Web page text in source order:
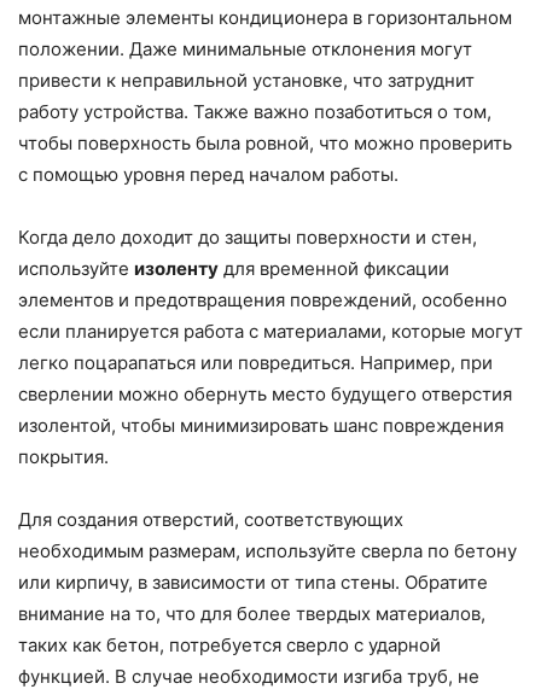
монтажные элементы кондиционера в горизонтальном
положении. Даже минимальные отклонения могут
привести к неправильной установке, что затруднит
работу устройства. Также важно позаботиться о том,
чтобы поверхность была ровной, что можно проверить
с помощью уровня перед началом работы.
Когда дело доходит до защиты поверхности и стен,
используйте изоленту для временной фиксации
элементов и предотвращения повреждений, особенно
если планируется работа с материалами, которые могут
легко поцарапаться или повредиться. Например, при
сверлении можно обернуть место будущего отверстия
изолентой, чтобы минимизировать шанс повреждения
покрытия.
Для создания отверстий, соответствующих
необходимым размерам, используйте сверла по бетону
или кирпичу, в зависимости от типа стены. Обратите
внимание на то, что для более твердых материалов,
таких как бетон, потребуется сверло с ударной
функцией. В случае необходимости изгиба труб, не